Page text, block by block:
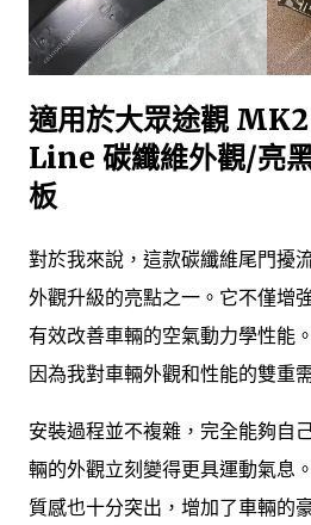
適用於大眾途觀
Line 碳纖維外觀/亮
板
對於我來說，這款碳纖維尾門擾
外觀升級的亮點之一。它不僅增
有效改善車輛的空氣動力學性能
因為我對車輛外觀和性能的雙重
安裝過程並不複雜，完全能夠自
輛的外觀立刻變得更具運動氣息
質感也十分突出，增加了車輛的